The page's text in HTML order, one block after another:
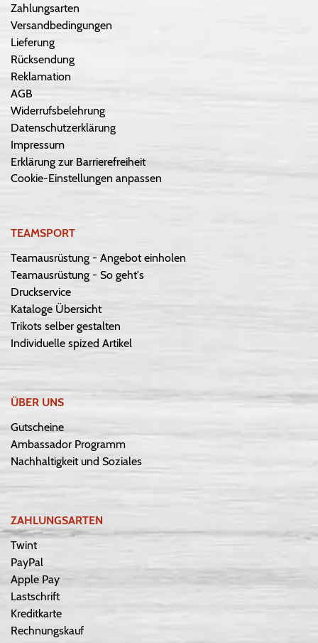
Zahlungsarten
Versandbedingungen
Lieferung
Rücksendung
Reklamation
AGB
Widerrufsbelehrung
Datenschutzerklärung
Impressum
Erklärung zur Barrierefreiheit
Cookie-Einstellungen anpassen
TEAMSPORT
Teamausrüstung - Angebot einholen
Teamausrüstung - So geht's
Druckservice
Kataloge Übersicht
Trikots selber gestalten
Individuelle spized Artikel
ÜBER UNS
Gutscheine
Ambassador Programm
Nachhaltigkeit und Soziales
ZAHLUNGSARTEN
Twint
PayPal
Apple Pay
Lastschrift
Kreditkarte
Rechnungskauf